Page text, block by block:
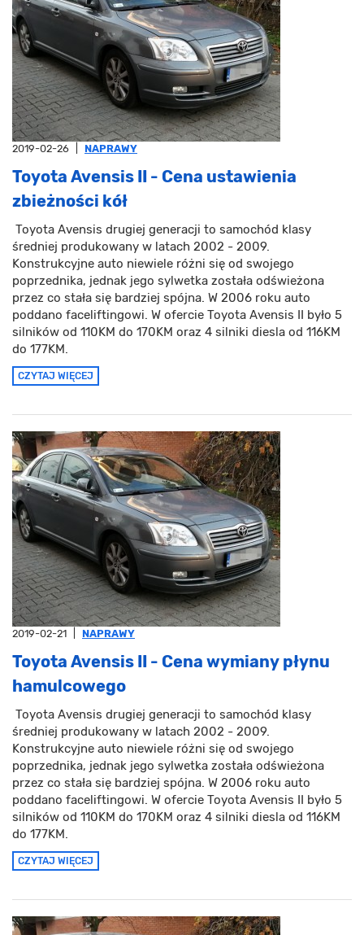
2019-02-26 NAPRAWY
Toyota Avensis II - Cena ustawienia
zbieżności kół
Toyota Avensis drugiej generacji to samochód klasy
średniej produkowany w latach 2002 - 2009.
Konstrukcyjne auto niewiele różni się od swojego
poprzednika, jednak jego sylwetka została odświeżona
przez co stała się bardziej spójna. W 2006 roku auto
poddano faceliftingowi. W ofercie Toyota Avensis II było 5
silników od 110KM do 170KM oraz 4 silniki diesla od 116KM
do 177KM.
CZYTAJ WIĘCEJ
2019-02-21 NAPRAWY
Toyota Avensis II - Cena wymiany płynu
hamulcowego
Toyota Avensis drugiej generacji to samochód klasy
średniej produkowany w latach 2002 - 2009.
Konstrukcyjne auto niewiele różni się od swojego
poprzednika, jednak jego sylwetka została odświeżona
przez co stała się bardziej spójna. W 2006 roku auto
poddano faceliftingowi. W ofercie Toyota Avensis II było 5
silników od 110KM do 170KM oraz 4 silniki diesla od 116KM
do 177KM.
CZYTAJ WIĘCEJ